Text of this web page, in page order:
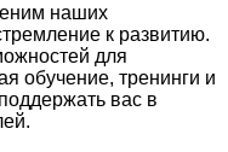
наших
к развитию.
для
обучение, тренинги и
вас в